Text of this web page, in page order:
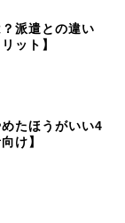
派遣との違い
ット】
たほうがいい4
け】